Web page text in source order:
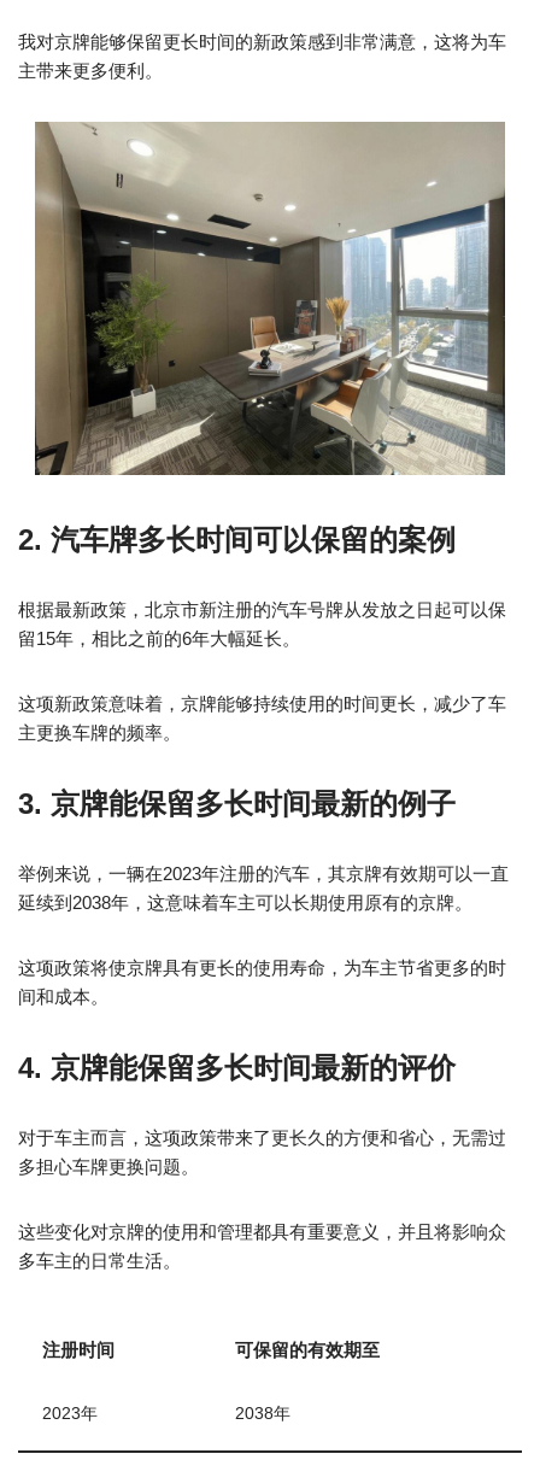
我对京牌能够保留更长时间的新政策感到非常满意，这将为车
主带来更多便利。
2. 汽车牌多长时间可以保留的案例
根据最新政策，北京市新注册的汽车号牌从发放之日起可以保
留15年，相比之前的6年大幅延长。
这项新政策意味着，京牌能够持续使用的时间更长，减少了车
主更换车牌的频率。
3. 京牌能保留多长时间最新的例子
举例来说，一辆在2023年注册的汽车，其京牌有效期可以一直
延续到2038年，这意味着车主可以长期使用原有的京牌。
这项政策将使京牌具有更长的使用寿命，为车主节省更多的时
间和成本。
4. 京牌能保留多长时间最新的评价
对于车主而言，这项政策带来了更长久的方便和省心，无需过
多担心车牌更换问题。
这些变化对京牌的使用和管理都具有重要意义，并且将影响众
多车主的日常生活。
注册时间 可保留的有效期至
2023年 2038年